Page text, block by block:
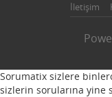
İletişim
Sorumatix sizlere
sizlerin sorularına yine